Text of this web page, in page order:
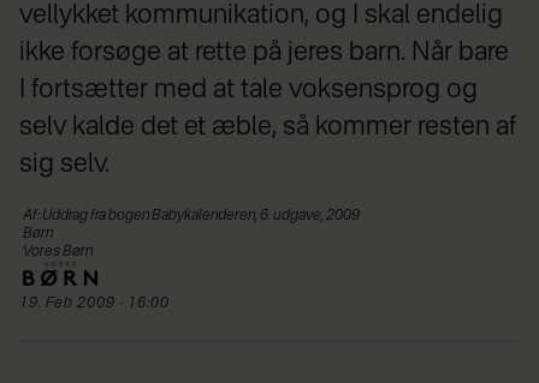
vellykket kommunikation, og I skal endelig
ikke forsøge at rette på jeres barn. Når bare
I fortsætter med at tale voksensprog og
selv kalde det et æble, så kommer resten af
sig selv.
Af: Uddrag fra bogen Babykalenderen, 6. udgave, 2009
Børn
Vores Børn
19. Feb 2009 - 16:00